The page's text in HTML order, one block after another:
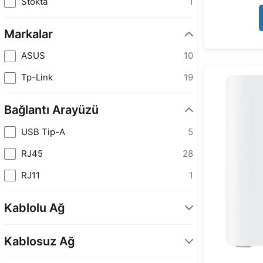
Markalar
ASUS
10
Tp-Link
19
Bağlantı Arayüzü
USB Tip-A
5
RJ45
28
RJ11
1
Kablolu Ağ
2 x Gigabit Ethernet
Kablosuz Ağ